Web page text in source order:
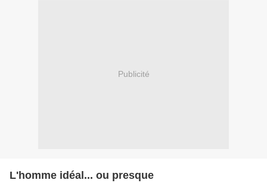
Publicité
L'homme idéal... ou presque